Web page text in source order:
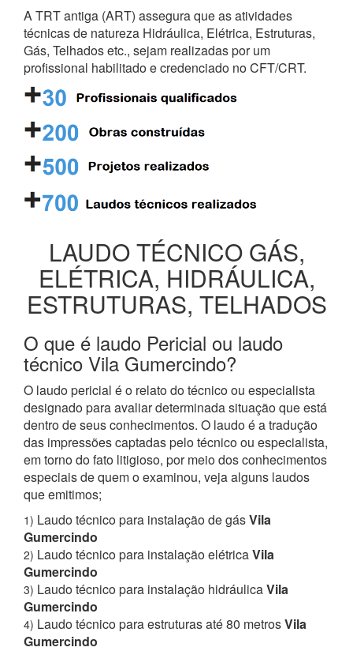
A TRT antiga (ART) assegura que as atividades
técnicas de natureza Hidráulica, Elétrica, Estruturas,
Gás, Telhados etc., sejam realizadas por um
profissional habilitado e credenciado no CFT/CRT.
LAUDO TÉCNICO GÁS,
ELÉTRICA, HIDRÁULICA,
ESTRUTURAS, TELHADOS
O que é laudo Pericial ou laudo
técnico Vila Gumercindo?
O laudo pericial é o relato do técnico ou especialista
designado para avaliar determinada situação que está
dentro de seus conhecimentos. O laudo é a tradução
das impressões captadas pelo técnico ou especialista,
em torno do fato litigioso, por meio dos conhecimentos
especiais de quem o examinou, veja alguns laudos
que emitimos;
1) Laudo técnico para instalação de gásVila
Gumercindo
2) Laudo técnico para instalação elétricaVila
Gumercindo
3) Laudo técnico para instalação hidráulicaVila
Gumercindo
4) Laudo técnico para estruturas até 80 metrosVila
Gumercindo